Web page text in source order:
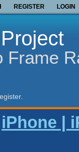
REGISTER LOGIN
Frame
iPhone |